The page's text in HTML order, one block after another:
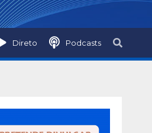
Direto Podcasts